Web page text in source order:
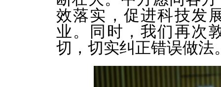
效落实，促进科技发
业。同时，我们再次
切，切实纠正错误做法